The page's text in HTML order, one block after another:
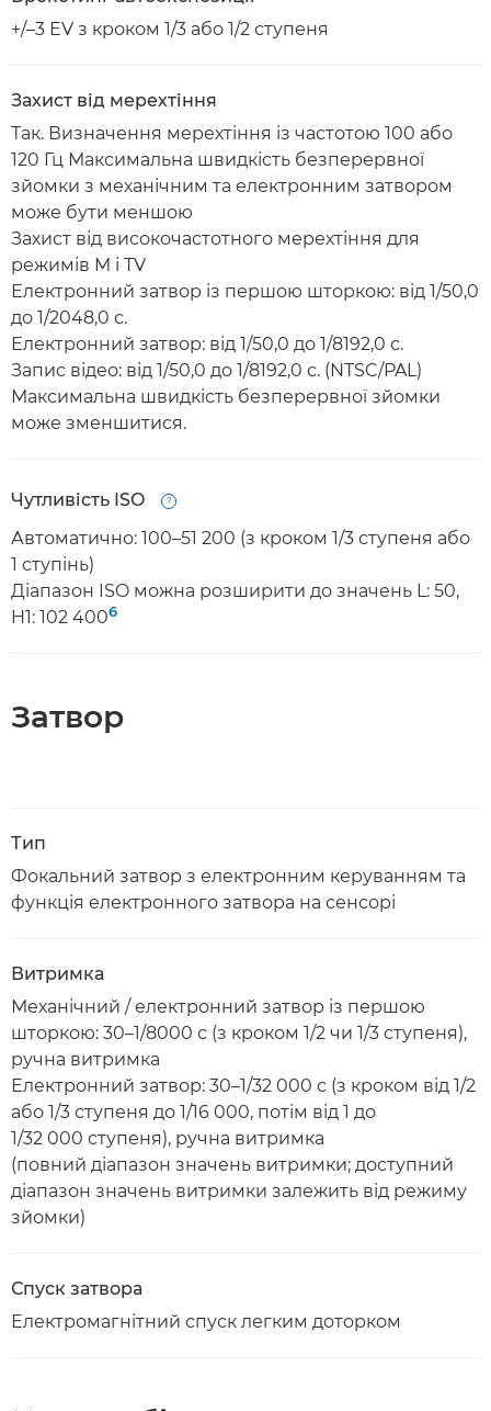
+/–3 EV з кроком 1/3 або 1/2 ступеня
Захист від мерехтіння
Так. Визначення мерехтіння із частотою 100 або
120 Гц Максимальна швидкість безперервної
зйомки з механічним та електронним затвором
може бути меншою
Захист від високочастотного мерехтіння для
режимів M і TV
Електронний затвор із першою шторкою: від 1/50,0
до 1/2048,0 с.
Електронний затвор: від 1/50,0 до 1/8192,0 с.
Запис відео: від 1/50,0 до 1/8192,0 с. (NTSC/PAL)
Максимальна швидкість безперервної зйомки
може зменшитися.
Чутливість ISO
Автоматично: 100–51 200 (з кроком 1/3 ступеня або
1 ступінь)
Діапазон ISO можна розширити до значень L: 50,
H1: 102 4006
Затвор
Тип
Фокальний затвор з електронним керуванням та
функція електронного затвора на сенсорі
Витримка
Механічний / електронний затвор із першою
шторкою: 30–1/8000 с (з кроком 1/2 чи 1/3 ступеня),
ручна витримка
Електронний затвор: 30–1/32 000 с (з кроком від 1/2
або 1/3 ступеня до 1/16 000, потім від 1 до
1/32 000 ступеня), ручна витримка
(повний діапазон значень витримки; доступний
діапазон значень витримки залежить від режиму
зйомки)
Спуск затвора
Електромагнітний спуск легким доторком